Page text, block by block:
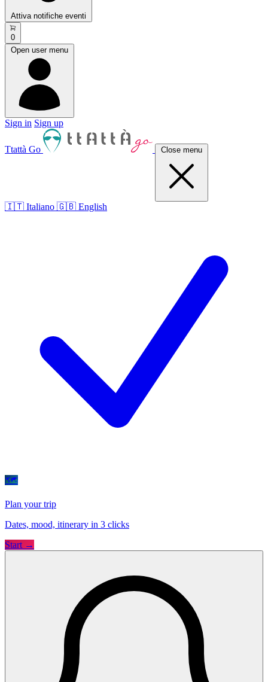
Attiva notifiche eventi
0
Open user menu
Sign in Sign up
Ttattà Go Close menu
🇮🇹 Italiano 🇬🇧 English
🗺
Plan your trip
Dates, mood, itinerary in 3 clicks
Start →